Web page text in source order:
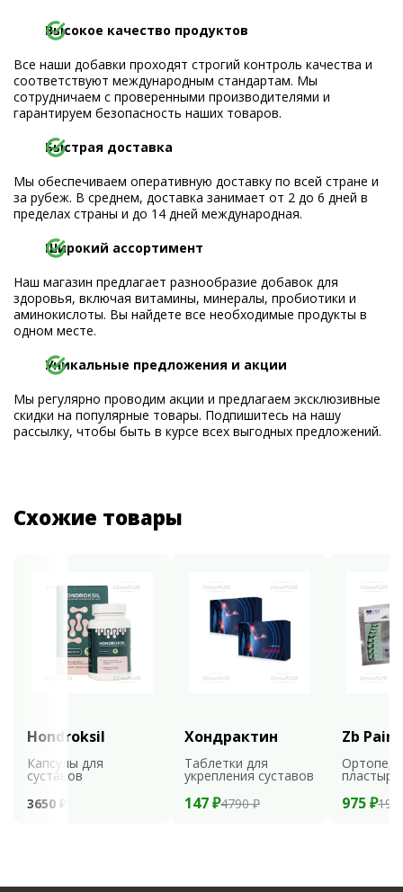
Высокое качество продуктов
Все наши добавки проходят строгий контроль качества и
соответствуют международным стандартам. Мы
сотрудничаем с проверенными производителями и
гарантируем безопасность наших товаров.
Быстрая доставка
Мы обеспечиваем оперативную доставку по всей стране и
за рубеж. В среднем, доставка занимает от 2 до 6 дней в
пределах страны и до 14 дней международная.
Широкий ассортимент
Наш магазин предлагает разнообразие добавок для
здоровья, включая витамины, минералы, пробиотики и
аминокислоты. Вы найдете все необходимые продукты в
одном месте.
Уникальные предложения и акции
Мы регулярно проводим акции и предлагаем эксклюзивные
скидки на популярные товары. Подпишитесь на нашу
рассылку, чтобы быть в курсе всех выгодных предложений.
Схожие товары
Hondroksil
Капсулы для
суставов
3650 ₽
Хондрактин
Таблетки для
укрепления суставов
147 ₽4790 ₽
Zb Pain
пластыри
975 ₽